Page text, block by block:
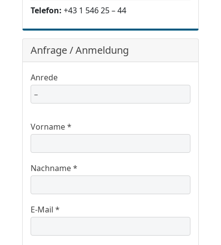
Telefon: +43 1 546 25 – 44
Anfrage / Anmeldung
Anrede
Vorname *
Nachname *
E-Mail *